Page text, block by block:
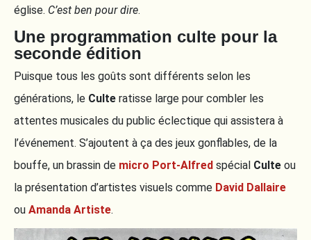
église. C’est ben pour dire.
Une programmation culte pour la
seconde édition
Puisque tous les goûts sont différents selon les
générations, le Culte ratisse large pour combler les
attentes musicales du public éclectique qui assistera à
l’événement. S’ajoutent à ça des jeux gonflables, de la
bouffe, un brassin de micro Port-Alfred spécial Culte ou
la présentation d’artistes visuels comme David Dallaire
ou Amanda Artiste.